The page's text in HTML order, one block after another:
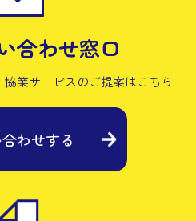
合わせ窓口
業サービスのご提案はこちら
わせする